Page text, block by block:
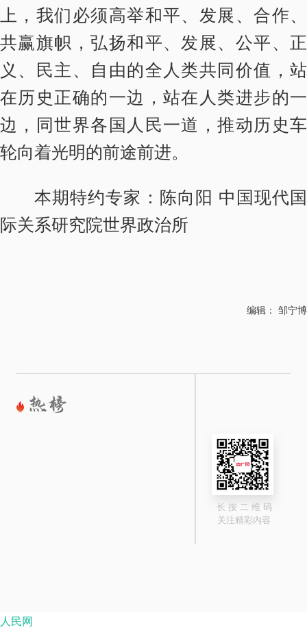
上，我们必须高举和平、发展、合作、
共赢旗帜，弘扬和平、发展、公平、正
义、民主、自由的全人类共同价值，站
在历史正确的一边，站在人类进步的一
边，同世界各国人民一道，推动历史车
轮向着光明的前途前进。
本期特约专家：陈向阳 中国现代国
际关系研究院世界政治所
编辑： 邹宁博
长 按 二 维 码
关注精彩内容
人民网